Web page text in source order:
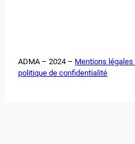
ADMA – 2024 – Mentions légales
politique de confidentialité